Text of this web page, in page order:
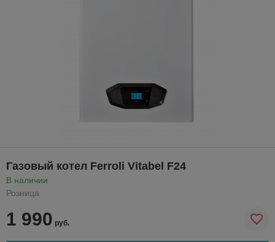
Газовый котел Ferroli Vitabel F24
В наличии
Розница
1 990 руб.